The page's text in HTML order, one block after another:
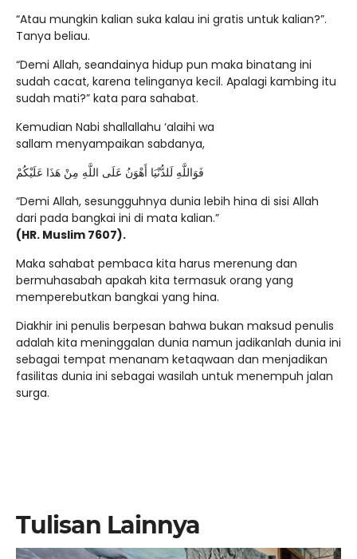
“Atau mungkin kalian suka kalau ini gratis untuk kalian?”.
Tanya beliau.
“Demi Allah, seandainya hidup pun maka binatang ini
sudah cacat, karena telinganya kecil. Apalagi kambing itu
sudah mati?” kata para sahabat.
Kemudian Nabi shallallahu ‘alaihi wa
sallam menyampaikan sabdanya,
فَوَاللَّهِ لَلدُّنْيَا أَهْوَنُ عَلَى اللَّهِ مِنْ هَذَا عَلَيْكُمْ
“Demi Allah, sesungguhnya dunia lebih hina di sisi Allah
dari pada bangkai ini di mata kalian.”
(HR. Muslim 7607).
Maka sahabat pembaca kita harus merenung dan
bermuhasabah apakah kita termasuk orang yang
memperebutkan bangkai yang hina.
Diakhir ini penulis berpesan bahwa bukan maksud penulis
adalah kita meninggalan dunia namun jadikanlah dunia ini
sebagai tempat menanam ketaqwaan dan menjadikan
fasilitas dunia ini sebagai wasilah untuk menempuh jalan
surga.
Tulisan Lainnya